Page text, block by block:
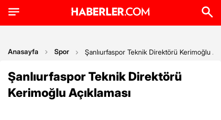
Anasayfa Spor Şanlıurfaspor Teknik Direktörü Kerimoğlu
Şanlıurfaspor Teknik Direktörü
Kerimoğlu Açıklaması